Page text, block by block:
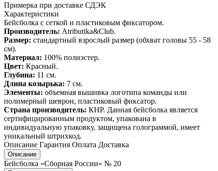
Примерка при доставке СДЭК
Характеристики
Бейсболка с сеткой и пластиковым фиксатором.
Производитель: Atributika&Club.
Размер: стандартный взрослый размер (обхват головы 55 - 58
см).
Материал: 100% полиэстер.
Цвет: Красный.
Глубина: 11 см.
Длина козырька: 7 см.
Элементы: объемная вышивка логотипа команды или
полимерный шеврон, пластиковый фиксатор.
Страна производитель: КНР. Данная бейсболка является
сертифицированным продуктом, упакована в
индивидуальную упаковку, защищена голограммой, имеет
уникальный штрихкод.
Описание Гарантия Оплата Доставка
Описание
Бейсболка «Сборная России» № 20